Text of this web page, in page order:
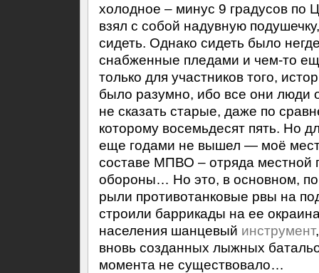
холодное – минус 9 градусов
взял с собой надувную
сидеть. Однако сидеть было
снабженные пледами и чем-то
только для участников того,
было разумно, ибо все они люди
не сказать старые, даже по
которому восемьдесят пять. Но
еще годами не вышел — моё
составе МПВО – отряда местной
обороны… Но это, в основном,
рыли противотанковые рвы на
строили баррикады на ее
населения шанцевый инструмент
вновь созданных лыжных
момента не существовало…